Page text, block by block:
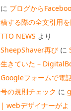
に ブログから
稿する際の全文引用
TTO NEWS より
SheepShaver再び に
生きていた –
Googleフォームで電
号の規則チェック に
| webデザイナーがよ